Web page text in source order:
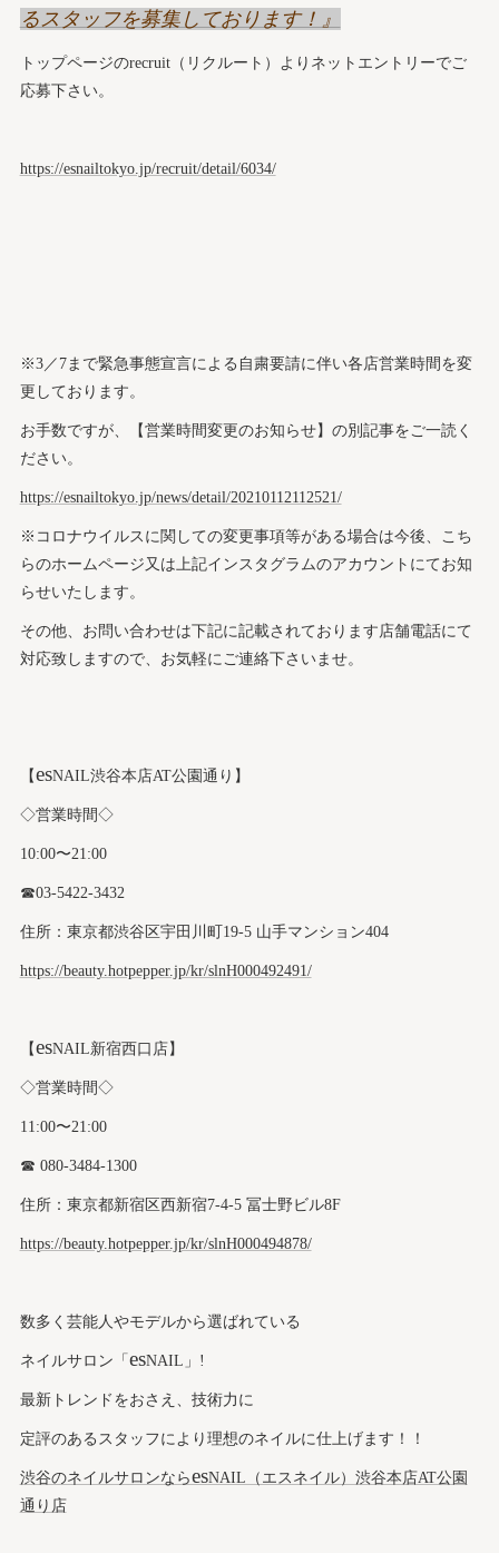
るスタッフを募集しております！』
トップページのrecruit（リクルート）よりネットエントリーでご
応募下さい。
https://esnailtokyo.jp/recruit/detail/6034/
※3／7まで緊急事態宣言による自粛要請に伴い各店営業時間を変
更しております。
お手数ですが、【営業時間変更のお知らせ】の別記事をご一読く
ださい。
https://esnailtokyo.jp/news/detail/20210112112521/
※コロナウイルスに関しての変更事項等がある場合は今後、こち
らのホームページ又は上記インスタグラムのアカウントにてお知
らせいたします。
その他、お問い合わせは下記に記載されております店舗電話にて
対応致しますので、お気軽にご連絡下さいませ。
【esNAIL渋谷本店AT公園通り】
◇営業時間◇
10:00〜21:00
☎︎03-5422-3432
住所：東京都渋谷区宇田川町19-5 山手マンション404
https://beauty.hotpepper.jp/kr/slnH000492491/
【esNAIL新宿西口店】
◇営業時間◇
11:00〜21:00
☎︎ 080-3484-1300
住所：東京都新宿区西新宿7-4-5 冨士野ビル8F
https://beauty.hotpepper.jp/kr/slnH000494878/
数多く芸能人やモデルから選ばれている
ネイルサロン「 esNAIL」!
最新トレンドをおさえ、技術力に
定評のあるスタッフにより理想のネイルに仕上げます！！
渋谷のネイルサロンならesNAIL（エスネイル）渋谷本店AT公園
通り店